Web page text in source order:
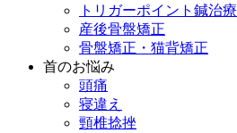
トリガーポイント鍼治療
産後骨盤矯正
骨盤矯正・猫背矯正
首のお悩み
頭痛
寝違え
頸椎捻挫